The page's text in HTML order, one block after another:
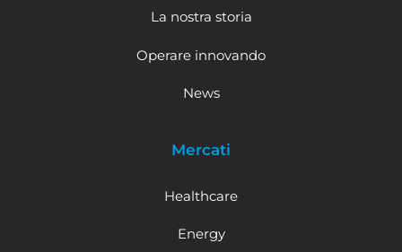
La nostra storia
Operare innovando
News
Mercati
Healthcare
Energy